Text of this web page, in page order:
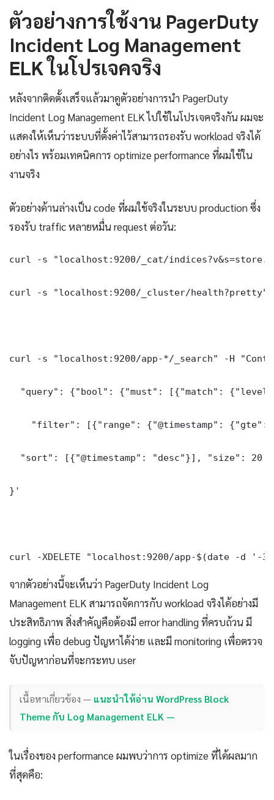
ตัวอย่างการใช้งาน PagerDuty
Incident Log Management
ELK ในโปรเจคจริง
หลังจากติดตั้งเสร็จแล้วมาดูตัวอย่างการนำ PagerDuty
Incident Log Management ELK ไปใช้ในโปรเจคจริงกัน ผมจะ
แสดงให้เห็นว่าระบบที่ตั้งค่าไว้สามารถรองรับ workload จริงได้
อย่างไร พร้อมเทคนิคการ optimize performance ที่ผมใช้ใน
งานจริง
ตัวอย่างด้านล่างเป็น code ที่ผมใช้จริงในระบบ production ซึ่ง
รองรับ traffic หลายหมื่น request ต่อวัน:
curl -s "localhost:9200/_cat/
curl -s "localhost:9200/_cluster/health?pretty"
curl -s "localhost:9200/app-*/_search" -H
"query": {"bool": {"must": [{"match":
"filter": [{"range": {"@timestamp": {"gte":
  "sort": [{"@timestamp": "desc"}], "size": 20
}'
curl -XDELETE "localhost:9200/app-$(date -d '-30
จากตัวอย่างนี้จะเห็นว่า PagerDuty Incident Log
Management ELK สามารถจัดการกับ workload จริงได้อย่างมี
ประสิทธิภาพ สิ่งสำคัญคือต้องมี error handling ที่ครบถ้วน มี
logging เพื่อ debug ปัญหาได้ง่าย และมี monitoring เพื่อตรวจ
จับปัญหาก่อนที่จะกระทบ user
เนื้อหาเกี่ยวข้อง — แนะนำให้อ่าน WordPress Block
Theme กับ Log Management ELK —
ในเรื่องของ performance ผมพบว่าการ optimize ที่ได้ผลมาก
ที่สุดคือ: